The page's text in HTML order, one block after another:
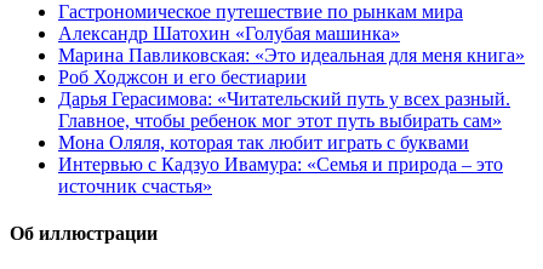
Гастрономическое путешествие по рынкам мира
Александр Шатохин «Голубая машинка»
Марина Павликовская: «Это идеальная для меня книга»
Роб Ходжсон и его бестиарии
Дарья Герасимова: «Читательский путь у всех разный.
Главное, чтобы ребенок мог этот путь выбирать сам»
Мона Оляля, которая так любит играть с буквами
Интервью с Кадзуо Ивамура: «Семья и природа – это
источник счастья»
Об иллюстрации